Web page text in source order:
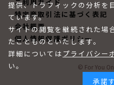
ご利用ガイド
特定商取引法に基づく表記
会社概要
個人情報保護ポリシー
© For You
提供、トラフィックの分析
ています。
サイトの閲覧を継続された
たことものといたします。
詳細については プライバシー
い。
承諾